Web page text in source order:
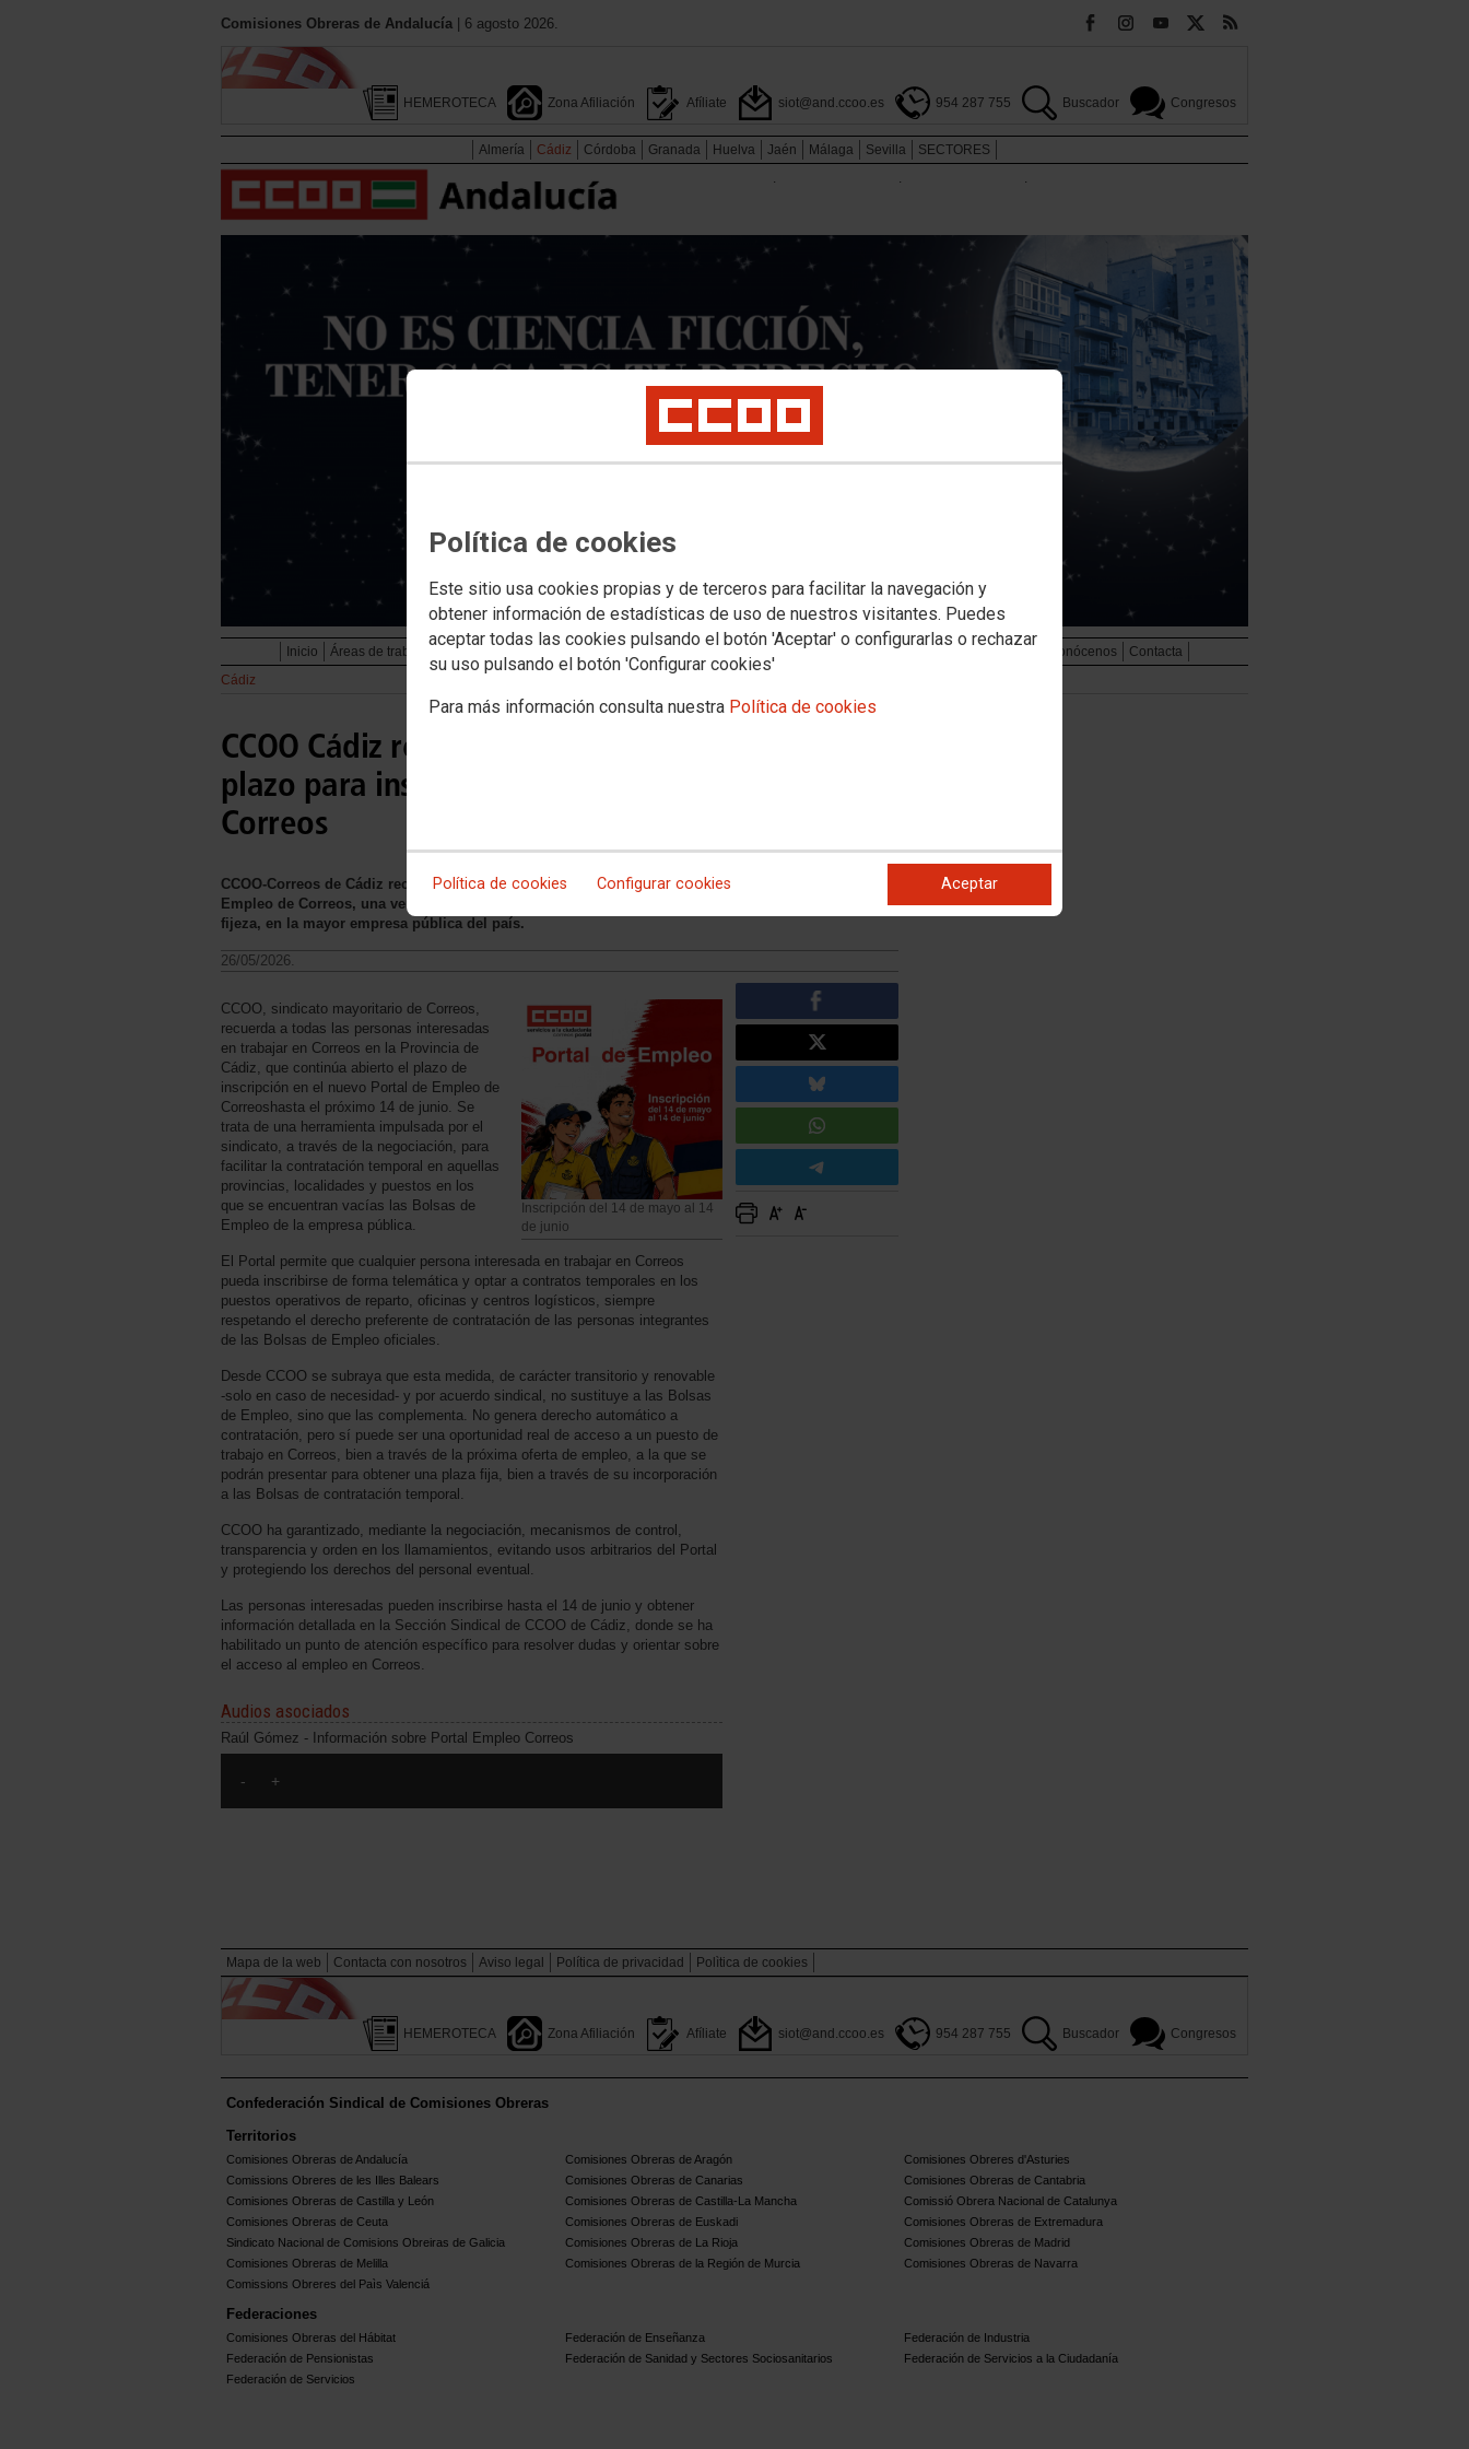
Política de cookies
Este sitio usa cookies propias y de terceros para facilitar la navegación y
obtener información de estadísticas de uso de nuestros visitantes. Puedes
aceptar todas las cookies pulsando el botón 'Aceptar' o configurarlas o rechazar
su uso pulsando el botón 'Configurar cookies'
Para más información consulta nuestra Política de cookies
Política de cookies Configurar cookies Aceptar
Comisiones Obreras de Andalucía | 6 agosto 2026.
HEMEROTECA Zona Afiliación Afíliate siot@and.ccoo.es 954 287 755 Buscador Congresos
Almería Cádiz Córdoba Granada Huelva Jaén Málaga Sevilla
SECTORES
.
. .
Inicio Áreas de trabajo Servicios jurídicos Transparencia SECTORES Archivo documental y audiovisual Conócenos
Contacta
Cádiz
CCOO Cádiz recuerda: El 14 de junio cierra el
plazo para inscribirse en el Portal de Empleo de
Correos
CCOO-Correos de Cádiz recuerda que el 14 de junio es el último día para inscribirse en el Portal de
Empleo de Correos, una ventana de oportunidad para acceder a la contratación temporal y a la
fijeza, en la mayor empresa pública del país.
26/05/2026.
Inscripción del 14 de mayo al 14
de junio
CCOO, sindicato mayoritario de Correos,
recuerda a todas las personas interesadas
en trabajar en Correos en la Provincia de
Cádiz, que continúa abierto el plazo de
inscripción en el nuevo Portal de Empleo de
Correoshasta el próximo 14 de junio. Se
trata de una herramienta impulsada por el
sindicato, a través de la negociación, para
facilitar la contratación temporal en aquellas
provincias, localidades y puestos en los
que se encuentran vacías las Bolsas de
Empleo de la empresa pública.
El Portal permite que cualquier persona interesada en trabajar en Correos
pueda inscribirse de forma telemática y optar a contratos temporales en los
puestos operativos de reparto, oficinas y centros logísticos, siempre
respetando el derecho preferente de contratación de las personas integrantes
de las Bolsas de Empleo oficiales.
Desde CCOO se subraya que esta medida, de carácter transitorio y renovable
-solo en caso de necesidad- y por acuerdo sindical, no sustituye a las Bolsas
de Empleo, sino que las complementa. No genera derecho automático a
contratación, pero sí puede ser una oportunidad real de acceso a un puesto de
trabajo en Correos, bien a través de la próxima oferta de empleo, a la que se
podrán presentar para obtener una plaza fija, bien a través de su incorporación
a las Bolsas de contratación temporal.
CCOO ha garantizado, mediante la negociación, mecanismos de control,
transparencia y orden en los llamamientos, evitando usos arbitrarios del Portal
y protegiendo los derechos del personal eventual.
Las personas interesadas pueden inscribirse hasta el 14 de junio y obtener
información detallada en la Sección Sindical de CCOO de Cádiz, donde se ha
habilitado un punto de atención específico para resolver dudas y orientar sobre
el acceso al empleo en Correos.
Audios asociados
Raúl Gómez - Información sobre Portal Empleo Correos
Mapa de la web Contacta con nosotros Aviso legal Política de privacidad Polìtica de cookies
HEMEROTECA Zona Afiliación Afíliate siot@and.ccoo.es 954 287 755 Buscador Congresos
Confederación Sindical de Comisiones Obreras
Territorios
Comisiones Obreras de Andalucía Comisiones Obreras de Aragón
Comisiones Obreres d'Asturies
Comissions Obreres de les Illes Balears
Comisiones Obreras de Canarias
Comisiones Obreras de Cantabria
Comisiones Obreras de Castilla y León
Comisiones Obreras de Castilla-La Mancha
Comissió Obrera Nacional de Catalunya
Comisiones Obreras de Ceuta
Comisiones Obreras de Euskadi
Comisiones Obreras de Extremadura
Sindicato Nacional de Comisions Obreiras de Galicia
Comisiones Obreras de La Rioja
Comisiones Obreras de Madrid
Comisiones Obreras de Melilla
Comisiones Obreras de la Región de Murcia
Comisiones Obreras de Navarra
Comissions Obreres del Paìs Valenciá
Federaciones
Comisiones Obreras del Hábitat Federación de Enseñanza
Federación de Industria
Federación de Pensionistas
Federación de Sanidad y Sectores Sociosanitarios
Federación de Servicios a la Ciudadanía
Federación de Servicios